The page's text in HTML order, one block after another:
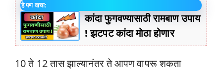
हे पण वाचा:
कांदा फुगवण्यासाठी रामबाण उपाय
! झटपट कांदा मोठा होणार
10 ते 12 तास झाल्यानंतर ते आपण वापरू शकता